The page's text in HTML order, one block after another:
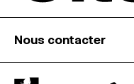
Nous contacter